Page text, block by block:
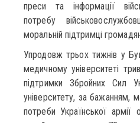
преси та інформації
потребу
моральній підтримці
Упродовж трьох тижнів у
медичному університеті
підтримки Збройних Сил
університету, за бажанням,
потреби Української армії